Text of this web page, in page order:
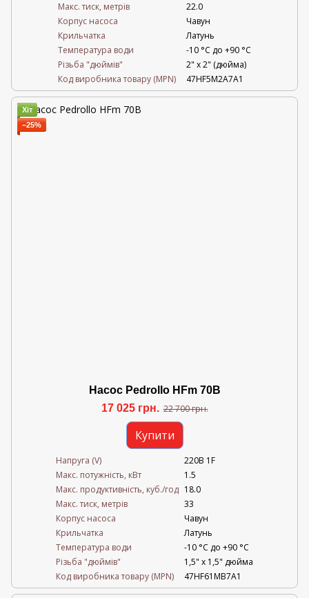
Maкс. тиск, метрів
22.0
Корпус насоса
Чавун
Крильчатка
Латунь
Температура води
-10 °C до +90 °C
Різьба "дюймів"
2" х 2" (дюйма)
Код виробника товару (MPN)
47HF5M2A7A1
Хіт
−25%
Насос Pedrollo HFm 70B
17 025 грн. 22 700 грн.
Купити
Напруга (V)
220В 1F
Mакс. потужність, кВт
1.5
Mакс. продуктивність, куб./год 18.0
Maкс. тиск, метрів
33
Корпус насоса
Чавун
Крильчатка
Латунь
Температура води
-10 °C до +90 °C
Різьба "дюймів"
1,5" х 1,5" дюйма
Код виробника товару (MPN)
47HF61MB7A1